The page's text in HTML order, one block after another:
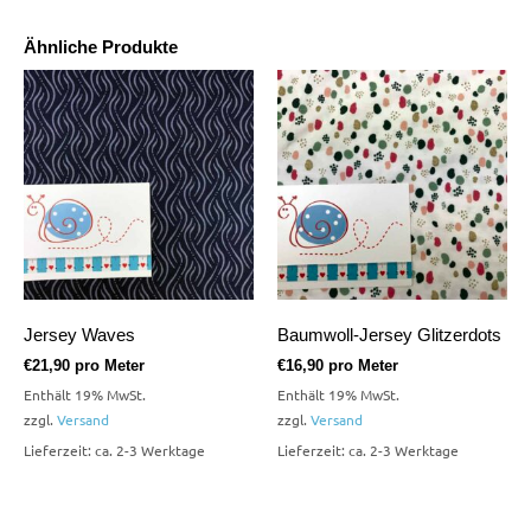
Ähnliche Produkte
Jersey Waves
€21,90 pro Meter
Enthält 19% MwSt.
zzgl. Versand
Lieferzeit: ca. 2-3 Werktage
Baumwoll-Jersey Glitzerdots
€16,90 pro Meter
Enthält 19% MwSt.
zzgl. Versand
Lieferzeit: ca. 2-3 Werktage